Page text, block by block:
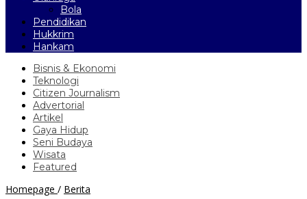
Bola
Pendidikan
Hukkrim
Hankam
Bisnis & Ekonomi
Teknologi
Citizen Journalism
Advertorial
Artikel
Gaya Hidup
Seni Budaya
Wisata
Featured
Homepage / Berita